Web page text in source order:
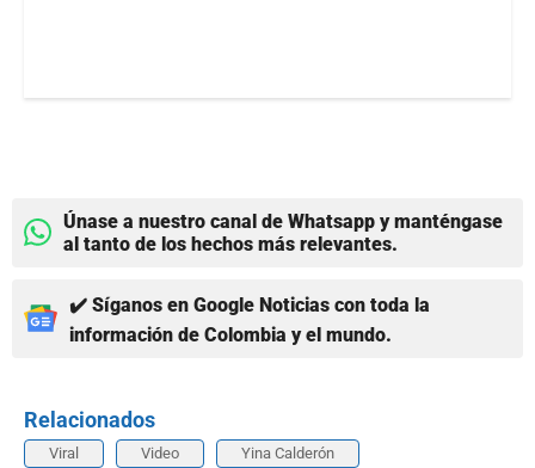
Únase a nuestro canal de Whatsapp y manténgase
al tanto de los hechos más relevantes.
✔️ Síganos en Google Noticias con toda la
información de Colombia y el mundo.
Relacionados
Viral Video Yina Calderón